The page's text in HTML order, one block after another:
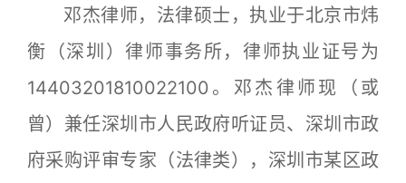
邓杰律师，法律硕士，执业于北京市炜
衡（深圳）律师事务所，律师执业证号为
14403201810022100。邓杰律师现（或
曾）兼任深圳市人民政府听证员、深圳市政
府采购评审专家（法律类），深圳市某区政